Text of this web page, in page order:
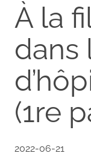
À la
dans
(1re
2022-06-21